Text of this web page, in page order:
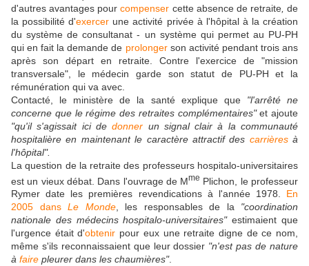
d'autres avantages pourcompenser cette absence de retraite, de
la possibilité d'exercer une activité privée à l'hôpital à la création
du système de consultanat - un système qui permet au PU-PH
qui en fait la demande de prolongerson activité pendant trois ans
après son départ en retraite. Contre l'exercice de "mission
transversale", le médecin garde son statut de PU-PH et la
rémunération qui va avec.
Contacté, le ministère de la santé explique que "l'arrêté ne
concerne que le régime des retraites complémentaires"et ajoute
"qu'il s'agissait ici dedonner un signal clair à la communauté
hospitalière en maintenant le caractère attractif des carrièresà
l'hôpital".
La question de la retraite des professeurs hospitalo-universitaires
est un vieux débat. Dans l'ouvrage de Mme Plichon, le professeur
Rymer date les premières revendications à l'année 1978. En
2005 dans Le Monde, les responsables de la "coordination
nationale des médecins hospitalo-universitaires"estimaient que
l'urgence était d'obtenir pour eux une retraite digne de ce nom,
même s'ils reconnaissaient que leur dossier "n'est pas de nature
à faire pleurer dans les chaumières".